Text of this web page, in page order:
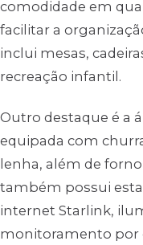
comodidade em
facilitar a
inclui mesas,
recreação infantil.
Outro destaque é a
equipada com
lenha, além de
também possui
internet Starlink,
monitoramento por